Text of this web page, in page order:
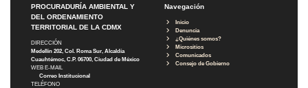
PROCURADURÍA AMBIENTAL Y
DEL ORDENAMIENTO
TERRITORIAL DE LA CDMX
DIRECCIÓN
Medellín 202, Col. Roma Sur, Alcaldía
Cuauhtémoc, C.P. 06700, Ciudad de México
WEB E-MAIL
Correo Institucional
TELÉFONO
Navegación
Inicio
Denuncia
¿Quiénes somos?
Micrositios
Comunicados
Consejo de Gobierno